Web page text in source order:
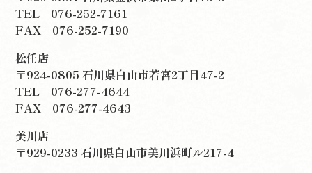
TEL 076-252-7161
FAX 076-252-7190
松任店
〒924-0805 石川県白山市若宮2丁目47-2
TEL 076-277-4644
FAX 076-277-4643
美川店
〒929-0233 石川県白山市美川浜町ル217-4